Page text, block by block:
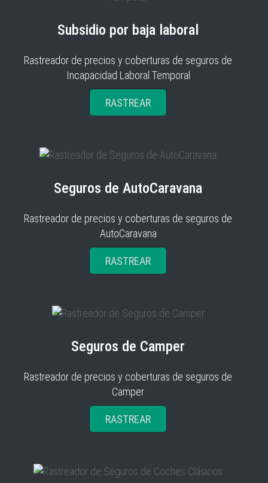
Subsidio por baja laboral
Rastreador de precios y coberturas de seguros de
Incapacidad Laboral Temporal
RASTREAR
Seguros de AutoCaravana
Rastreador de precios y coberturas de seguros de
AutoCaravana
RASTREAR
Seguros de Camper
Rastreador de precios y coberturas de seguros de
Camper
RASTREAR